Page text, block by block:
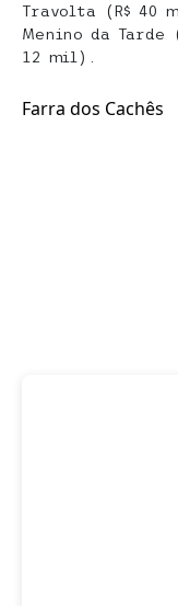
Travolta (R$ 40
Menino da
12 mil).
Farra dos Cachês